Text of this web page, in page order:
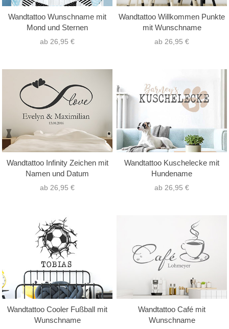
Wandtattoo Wunschname mit
Mond und Sternen
ab 26,95 €
Wandtattoo Willkommen Punkte
mit Wunschname
ab 26,95 €
Wandtattoo Infinity Zeichen mit
Namen und Datum
ab 26,95 €
Wandtattoo Kuschelecke mit
Hundename
ab 26,95 €
Wandtattoo Cooler Fußball mit
Wunschname
Wandtattoo Café mit
Wunschname